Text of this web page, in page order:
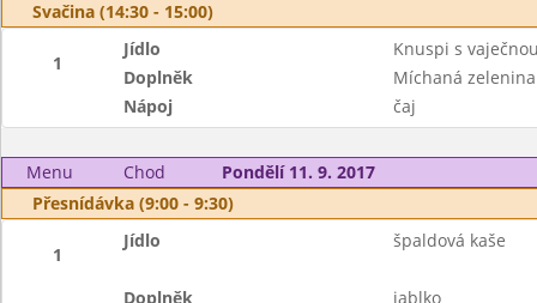
Svačina (14:30 - 15:00)
1
Jídlo
Knuspi s
Doplněk
Míchaná zelenina
Nápoj
čaj
Menu Chod
Pondělí 11. 9. 2017
Přesnídávka (9:00 - 9:30)
1
Jídlo špaldová kaše
Doplněk
jablko